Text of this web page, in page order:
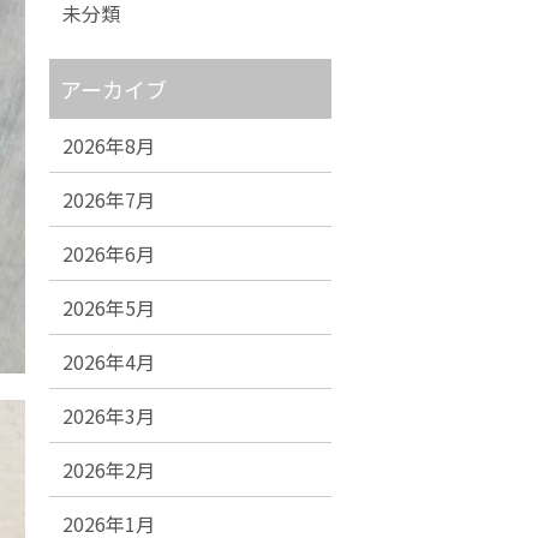
未分類
アーカイブ
2026年8月
2026年7月
2026年6月
2026年5月
2026年4月
2026年3月
2026年2月
2026年1月